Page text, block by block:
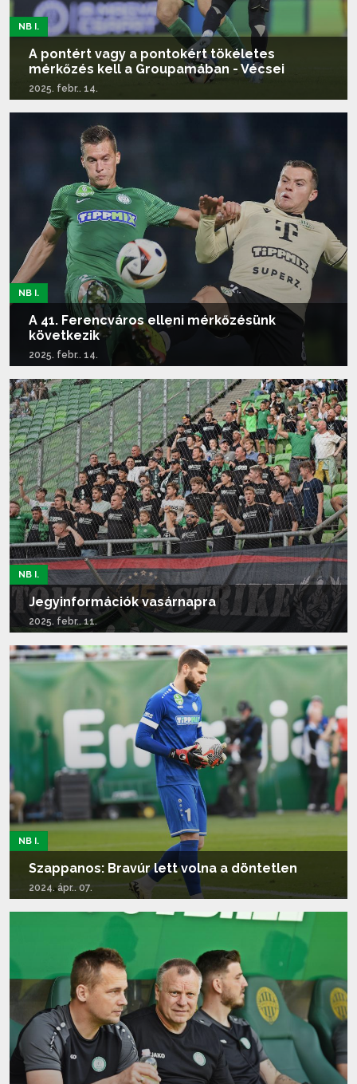
NB I.
A pontért vagy a pontokért tökéletes
mérkőzés kell a Groupamában - Vécsei
2025. febr.. 14.
Tovább olvasom...
NB I.
A 41. Ferencváros elleni mérkőzésünk
következik
2025. febr.. 14.
Tovább olvasom...
NB I.
Jegyinformációk vasárnapra
2025. febr.. 11.
Tovább olvasom...
NB I.
Szappanos: Bravúr lett volna a döntetlen
2024. ápr.. 07.
Tovább olvasom...